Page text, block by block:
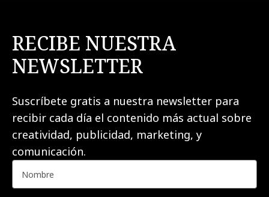
RECIBE NUESTRA
NEWSLETTER
Suscríbete gratis a nuestra newsletter para
recibir cada día el contenido más actual sobre
creatividad, publicidad, marketing, y
comunicación.